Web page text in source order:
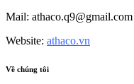
Mail: athaco.q9@gmail.com
Website: athaco.vn
Về chúng tôi